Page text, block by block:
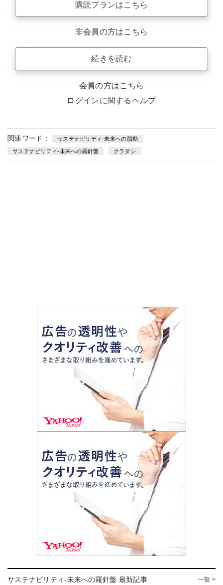
購読プランはこちら
非会員の方はこちら
続きを読む
会員の方はこちら
ログインに関するヘルプ
関連ワード： サステナビリティ-未来への胎動
サステナビリティ-未来への羅針盤 クラダシ
サステナビリティ-未来への羅針盤 最新記事 一覧 >